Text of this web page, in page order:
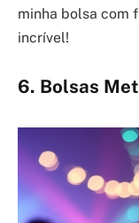
minha bolsa com
incrível!
6. Bolsas